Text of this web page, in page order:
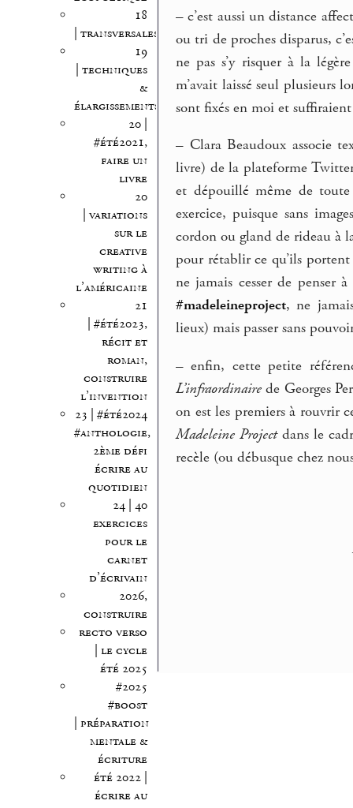
18
| transversales
19
| techniques
&
élargissements
20 |
#été2021,
faire un
livre
20
| variations
sur le
creative
writing à
l’américaine
21
| #été2023,
récit et
roman,
construire
l’invention
23 | #été2024
#anthologie,
2ème défi
écrire au
quotidien
24 | 40
exercices
pour le
carnet
d’écrivain
2026,
construire
recto verso
| le cycle
été 2025
#2025
#boost
| préparation
mentale &
écriture
été 2022 |
écrire au
– c’est aussi un distance
ou tri de proches disparus,
ne pas s’y risquer à la
m’avait laissé seul plusieurs
sont fixés en moi et suffiraient
– Clara Beaudoux associe
livre) de la plateforme
et dépouillé même de toute
exercice, puisque sans
cordon ou gland de rideau à
pour rétablir ce qu’ils
ne jamais cesser de penser
#madeleineproject, ne
lieux) mais passer sans
– enfin, cette petite
L’infraordinaire de Georges
on est les premiers à rouvrir
Madeleine Projectdans le
recèle (ou débusque chez